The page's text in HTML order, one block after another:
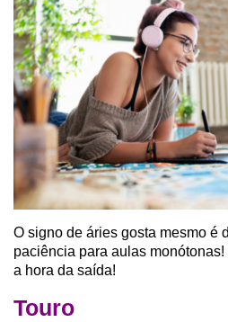
O signo de áries gosta mesmo é
paciência para aulas
a hora da saída!
Touro